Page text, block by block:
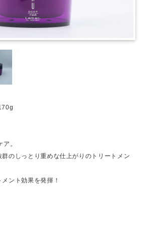
。
のしっとり重めな仕上がりのトリートメン
ント効果を発揮！